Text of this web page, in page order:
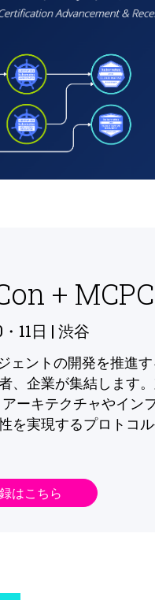
+
11日 | 渋谷
ェントの開発を推進
、企業が集結します
ーキテクチャやイン
を実現するプロトコ
はこちら